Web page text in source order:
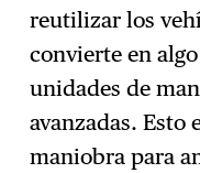
reutilizar los
convierte en
unidades de
avanzadas. Esto
maniobra para